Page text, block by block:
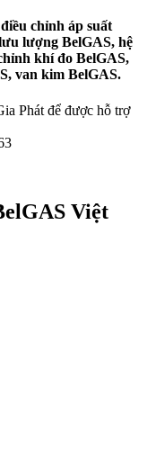
chỉnh áp suất
lượng BelGAS, hệ
khí đo BelGAS,
van kim BelGAS.
Phát để được hỗ trợ
Việt